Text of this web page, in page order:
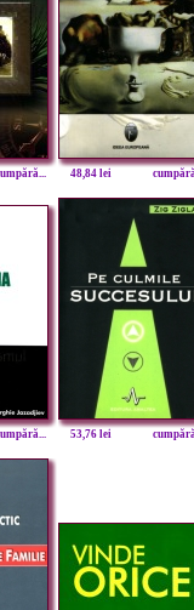
48,84 lei
53,76 lei